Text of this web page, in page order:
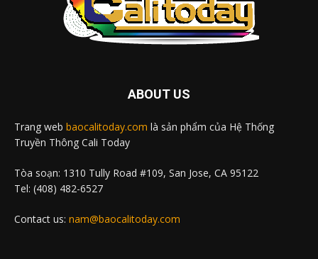
ABOUT US
Trang web baocalitoday.com là sản phẩm của Hệ Thống
Truyền Thông Cali Today
Tòa soạn: 1310 Tully Road #109, San Jose, CA 95122
Tel: (408) 482-6527
Contact us: nam@baocalitoday.com